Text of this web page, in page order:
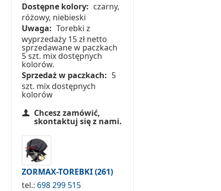
Dostępne kolory: czarny,
różowy, niebieski
Uwaga: Torebki z
wyprzedaży 15 zł netto
sprzedawane w paczkach
5 szt. mix dostępnych
kolorów.
Sprzedaż w paczkach: 5
szt. mix dostępnych
kolorów
Chcesz zamówić,
skontaktuj się z nami.
ZORMAX-TOREBKI(261)
tel.: 698 299 515